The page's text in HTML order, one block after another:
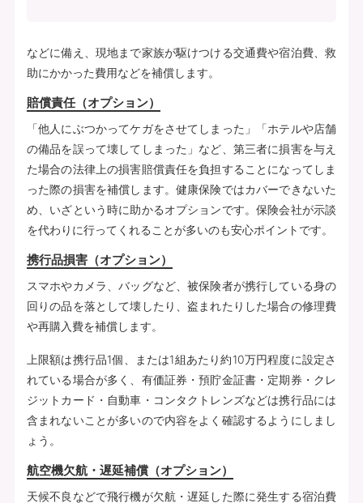
などに備え、現地まで家族が駆けつける交通費や宿泊費、救
助にかかった費用などを補償します。
賠償責任（オプション）
「他人にぶつかってケガをさせてしまった」「ホテルや店舗
の備品を誤って壊してしまった」など、第三者に損害を与え
た場合の法律上の損害賠償責任を負担することになってしま
った際の損害を補償します。健康保険ではカバーできないた
め、いざという時に助かるオプションです。保険会社が示談
を代わりに行ってくれることが多いのも安心ポイントです。
携行品損害（オプション）
スマホやカメラ、バッグなど、被保険者が携行している身の
回りの品を落として壊したり、盗まれたりした場合の修理費
や再購入費を補償します。
上限額は携行品1個、または1組あたり約10万円程度に設定さ
れている場合が多く、有価証券・預貯金証書・定期券・クレ
ジットカード・自動車・コンタクトレンズなどは携行品には
含まれないことが多いので内容をよく確認するようにしまし
ょう。
航空機欠航・遅延補償（オプション）
天候不良などで飛行機が欠航・遅延した際に発生する宿泊費